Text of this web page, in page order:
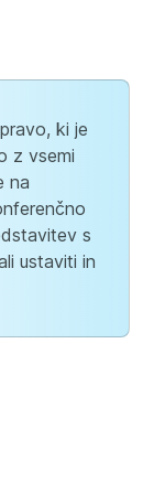
ki je
z vsemi
na
s
ustaviti in